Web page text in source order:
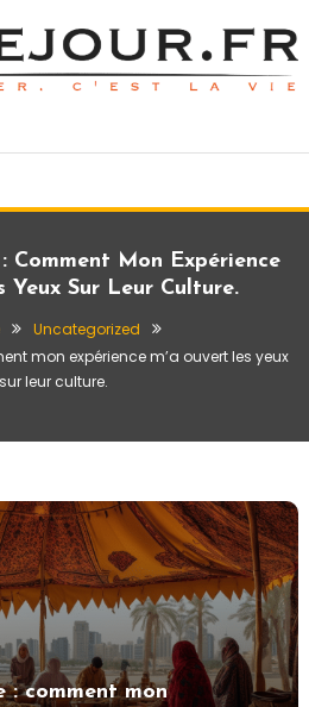
Comment Mon Expérience
Yeux Sur Leur Culture.
Uncategorized
mon expérience m’a ouvert les yeux
sur leur culture.
: comment mon